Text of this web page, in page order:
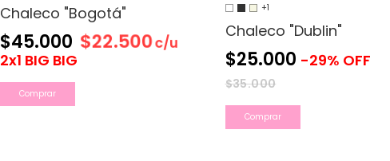
Chaleco "Bogotá"
$45.000 $22.500c/u
2x1 BIG BIG
Comprar
+1
Chaleco "Dublin"
$25.000 -29% OFF
$35.000
Comprar